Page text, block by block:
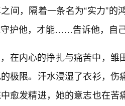
间，隔着一条名为“实力”
护他，才能……告诉他，自
在内心的挣扎与痛苦中，
极限。汗水浸湿了衣衫，
愈发精进，她的意志也在